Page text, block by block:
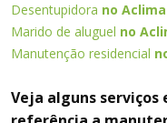
Desentupidora no
Marido de aluguel no
Manutenção residencial
Veja alguns serviços